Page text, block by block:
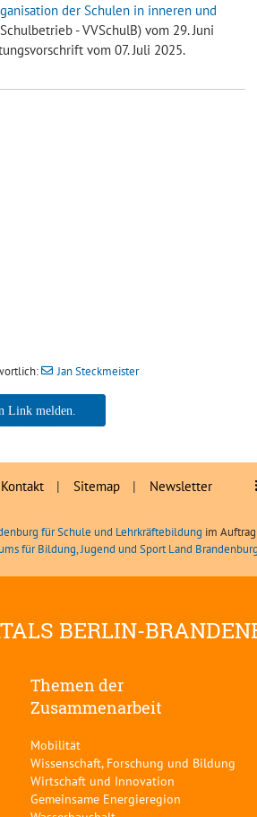
der Schulen in inneren und
- VVSchulB) vom 29. Juni
vom 07. Juli 2025.
Jan Steckmeister
Kontakt | Sitemap | Newsletter
für Schule und Lehrkräftebildung im
für Bildung, Jugend und Sport Land Brandenburg
BERLIN-
Themen der
Zusammenarbeit
Mobilität
Wissenschaft, Forschung und Bildung
Wirtschaft und Innovation
Gemeinsame Energieregion